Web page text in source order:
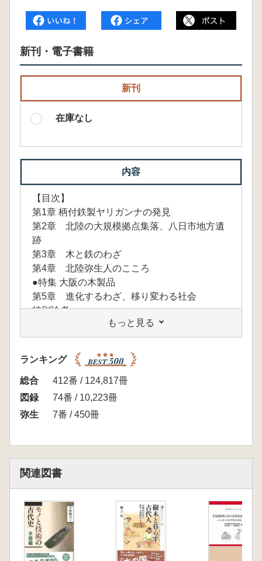
新刊・電子書籍
新刊
在庫なし
内容
【目次】
第1章 柄付鉄製ヤリガンナの発見
第2章 北陸の大規模拠点集落、八日市地方遺
跡
第3章 木と鉄のわざ
第4章 北陸弥生人のこころ
●特集 大阪の木製品
第5章 進化するわざ、移り変わる社会
特別論考
河村好光 弥生時代と北陸の玉つくり
樋上 昇 「北陸型」木製品の展開と地域間交
流 工具の問題も合めて
論考
禰亘田佳男 加賀及び能登地域への弥生文化の
道
もっと見る
ランキング
総合
412番 / 124,817冊
図録
74番 / 10,223冊
弥生
7番 / 450冊
関連図書